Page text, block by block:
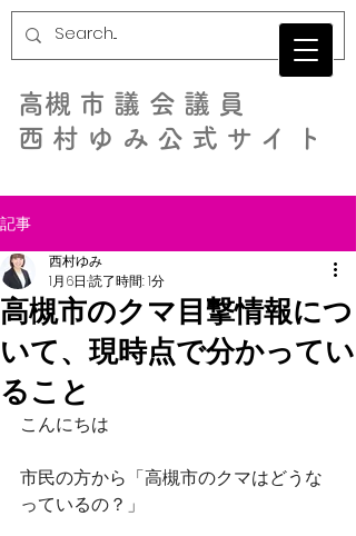
​高槻市議会議員
西村ゆみ公式サイト
記事
高槻市のクマ目撃情報につ
いて、現時点で分かってい
ること
西村ゆみ
1月6日 読了時間: 1分
こんにちは
市民の方から「高槻市のクマはどうな
っているの？」